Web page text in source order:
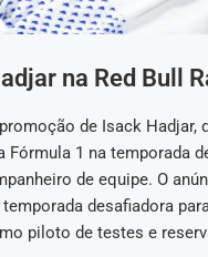
na Red Bull
de Isack Hadjar,
Fórmula 1 na temporada
de equipe. O
desafiadora
piloto de testes e